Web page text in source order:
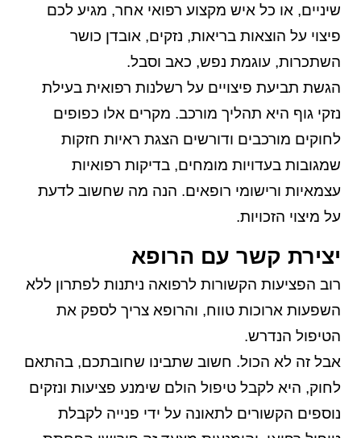
שיניים, או כל איש מקצוע רפואי אחר, מגיע לכם
פיצוי על הוצאות בריאות, נזקים, אובדן כושר
השתכרות, עוגמת נפש, כאב וסבל.
הגשת תביעת פיצויים על רשלנות רפואית בעילת
נזקי גוף היא תהליך מורכב. מקרים אלו כפופים
לחוקים מורכבים ודורשים הצגת ראיות חזקות
שמגובות בעדויות מומחים, בדיקות רפואיות
עצמאיות ורישומי רופאים. הנה מה שחשוב לדעת
על מיצוי הזכויות.
יצירת קשר עם הרופא
רוב הפציעות הקשורות לרפואה ניתנות לפתרון ללא
השפעות ארוכות טווח, והרופא צריך לספק את
הטיפול הנדרש.
אבל זה לא הכול. חשוב שתבינו שחובתכם, בהתאם
לחוק, היא לקבל טיפול הולם שימנע פציעות ונזקים
נוספים הקשורים לתאונה על ידי פנייה לקבלת